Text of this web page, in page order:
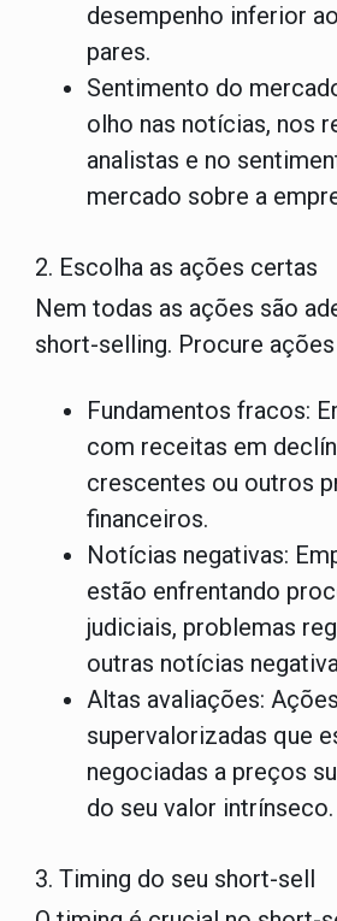
desempenho inferior
pares.
Sentimento do
olho nas notícias, nos
analistas e no
mercado sobre a
2. Escolha as ações certas
Nem todas as ações são
short-selling. Procure
Fundamentos fracos:
com receitas em
crescentes ou outros
financeiros.
Notícias negativas:
estão enfrentando
judiciais, problemas
outras notícias
Altas avaliações: Ações
supervalorizadas que
negociadas a preços
do seu valor intrínseco.
3. Timing do seu short-sell